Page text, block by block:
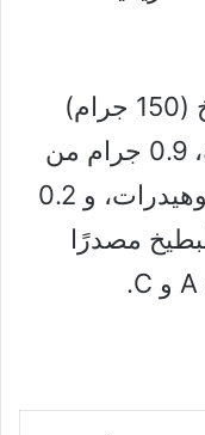
كوب واحد من مكعبات البطيخ (150 جرام)
يوفر حوالي 46 سعرة حرارية، 0.9 جرام من
البروتين، 11.5 جرام من الكربوهيدرات، و 0.2
مصدرًا